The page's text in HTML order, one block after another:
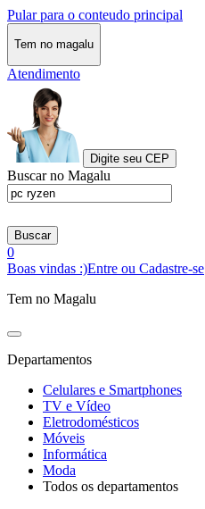
Pular para o conteudo principal
Tem no magalu
Atendimento
Digite seu CEP
Buscar no Magalu
Buscar
0
Boas vindas :)Entre ou Cadastre-se
Tem no Magalu
Departamentos
Celulares e Smartphones
TV e Vídeo
Eletrodomésticos
Móveis
Informática
Moda
Todos os departamentos